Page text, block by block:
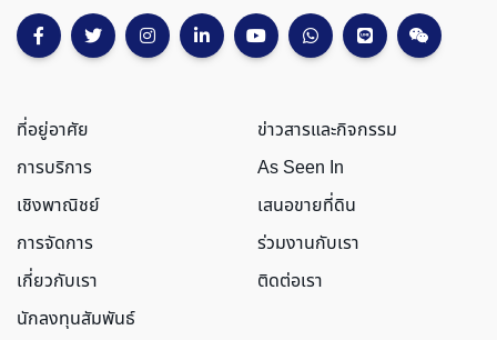
ที่อยู่อาศัย
การบริการ
เชิงพาณิชย์
การจัดการ
เกี่ยวกับเรา
นักลงทุนสัมพันธ์
ข่าวสารและกิจกรรม
As Seen In
เสนอขายที่ดิน
ร่วมงานกับเรา
ติดต่อเรา